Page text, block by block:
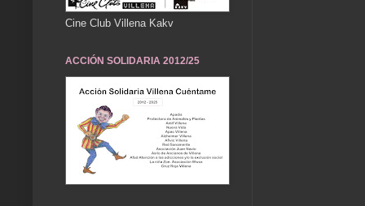
Cine Club Villena Kakv
ACCIÓN SOLIDARIA 2012/25